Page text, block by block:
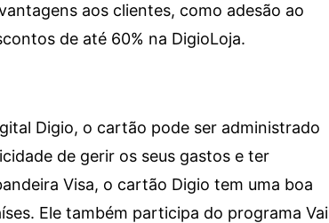
aos clientes, como adesão ao
de até 60% na DigioLoja.
Digio, o cartão pode ser administrado
de gerir os seus gastos e ter
Visa, o cartão Digio tem uma boa
Ele também participa do programa Vai